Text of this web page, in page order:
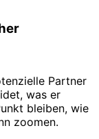
Partner
was er
bleiben, wie
zoomen.